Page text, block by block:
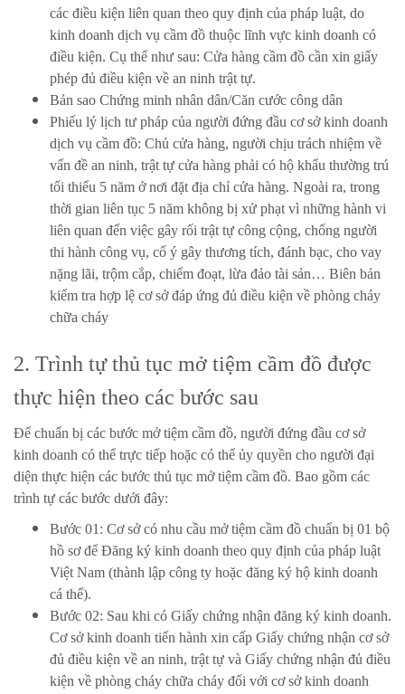
các điều kiện liên quan theo quy định của pháp luật, do
kinh doanh dịch vụ cầm đồ thuộc lĩnh vực kinh doanh có
điều kiện. Cụ thể như sau: Cửa hàng cầm đồ cần xin giấy
phép đủ điều kiện về an ninh trật tự.
Bản sao Chứng minh nhân dân/Căn cước công dân
Phiếu lý lịch tư pháp của người đứng đầu cơ sở kinh doanh
dịch vụ cầm đồ: Chủ cửa hàng, người chịu trách nhiệm về
vấn đề an ninh, trật tự cửa hàng phải có hộ khẩu thường trú
tối thiểu 5 năm ở nơi đặt địa chỉ cửa hàng. Ngoài ra, trong
thời gian liên tục 5 năm không bị xử phạt vì những hành vi
liên quan đến việc gây rối trật tự công cộng, chống người
thi hành công vụ, cố ý gây thương tích, đánh bạc, cho vay
nặng lãi, trộm cắp, chiếm đoạt, lừa đảo tài sản… Biên bản
kiểm tra hợp lệ cơ sở đáp ứng đủ điều kiện về phòng cháy
chữa cháy
2. Trình tự thủ tục mở tiệm cầm đồ được
thực hiện theo các bước sau
Để chuẩn bị các bước mở tiệm cầm đồ, người đứng đầu cơ sở
kinh doanh có thể trực tiếp hoặc có thể ủy quyền cho người đại
diện thực hiện các bước thủ tục mở tiệm cầm đồ. Bao gồm các
trình tự các bước dưới đây:
Bước 01: Cơ sở có nhu cầu mở tiệm cầm đồ chuẩn bị 01 bộ
hồ sơ để Đăng ký kinh doanh theo quy định của pháp luật
Việt Nam (thành lập công ty hoặc đăng ký hộ kinh doanh
cá thể).
Bước 02: Sau khi có Giấy chứng nhận đăng ký kinh doanh.
Cơ sở kinh doanh tiến hành xin cấp Giấy chứng nhận cơ sở
đủ điều kiện về an ninh, trật tự và Giấy chứng nhận đủ điều
kiện về phòng cháy chữa cháy đối với cơ sở kinh doanh